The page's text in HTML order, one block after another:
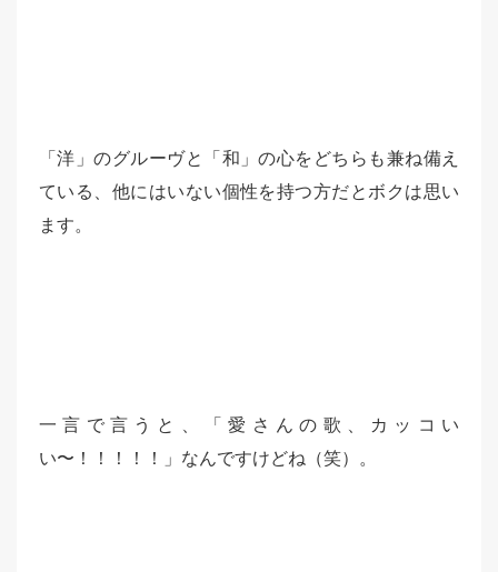
「洋」のグルーヴと「和」の心をどちらも兼ね備え
ている、他にはいない個性を持つ方だとボクは思い
ます。
一言で言うと、「愛さんの歌、カッコい
い〜！！！！！」なんですけどね（笑）。